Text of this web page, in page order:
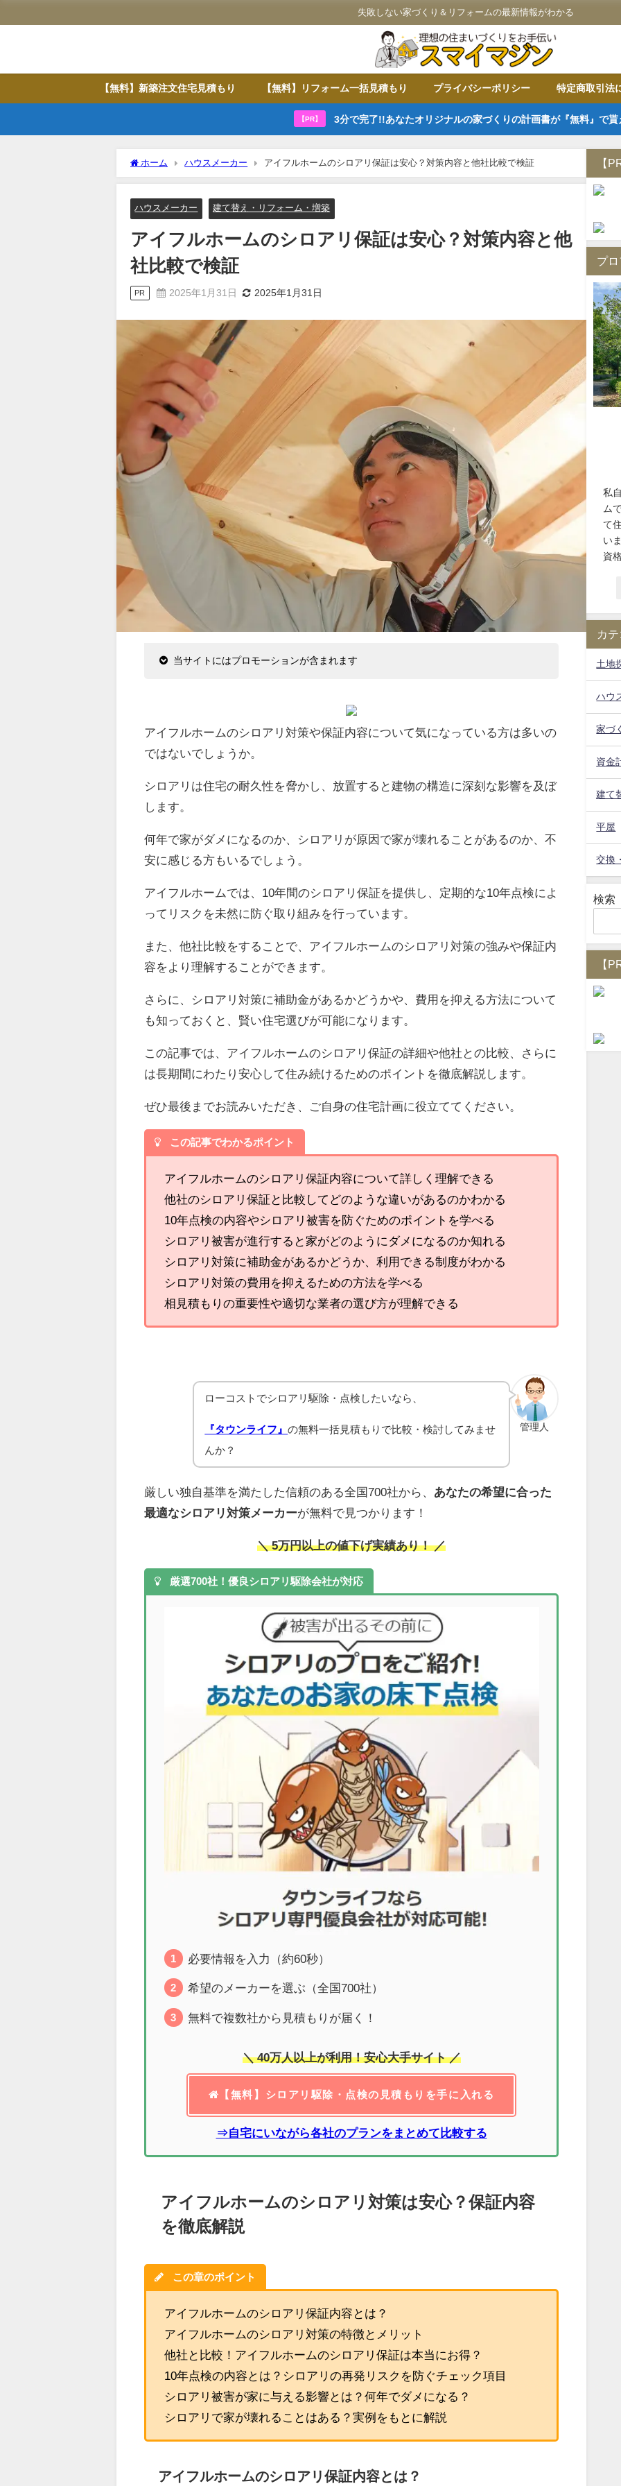
失敗しない家づくり＆リフォームの最新情報がわかる
【無料】新築注文住宅見積もり 【無料】リフォーム一括見積もり プライバシーポリシー 特定商取引法
【PR】 3分で完了!!あなたオリジナルの家づくりの計画書が『無料』で貰
ホーム ハウスメーカー アイフルホームのシロアリ保証は安心？対策内容と他社比較で検証
ハウスメーカー 建て替え・リフォーム・増築
アイフルホームのシロアリ保証は安心？対策内容と他
社比較で検証
PR 2025年1月31日 2025年1月31日
当サイトにはプロモーションが含まれます
アイフルホームのシロアリ対策や保証内容について気になっている方は多いの
ではないでしょうか。
シロアリは住宅の耐久性を脅かし、放置すると建物の構造に深刻な影響を及ぼ
します。
何年で家がダメになるのか、シロアリが原因で家が壊れることがあるのか、不
安に感じる方もいるでしょう。
アイフルホームでは、10年間のシロアリ保証を提供し、定期的な10年点検によ
ってリスクを未然に防ぐ取り組みを行っています。
また、他社比較をすることで、アイフルホームのシロアリ対策の強みや保証内
容をより理解することができます。
さらに、シロアリ対策に補助金があるかどうかや、費用を抑える方法について
も知っておくと、賢い住宅選びが可能になります。
この記事では、アイフルホームのシロアリ保証の詳細や他社との比較、さらに
は長期間にわたり安心して住み続けるためのポイントを徹底解説します。
ぜひ最後までお読みいただき、ご自身の住宅計画に役立ててください。
この記事でわかるポイント
アイフルホームのシロアリ保証内容について詳しく理解できる
他社のシロアリ保証と比較してどのような違いがあるのかわかる
10年点検の内容やシロアリ被害を防ぐためのポイントを学べる
シロアリ被害が進行すると家がどのようにダメになるのか知れる
シロアリ対策に補助金があるかどうか、利用できる制度がわかる
シロアリ対策の費用を抑えるための方法を学べる
相見積もりの重要性や適切な業者の選び方が理解できる
管理人
ローコストでシロアリ駆除・点検したいなら、
『タウンライフ』の無料一括見積もりで比較・検討してみませ
んか？
厳しい独自基準を満たした信頼のある全国700社から、 あなたの希望に合った
最適なシロアリ対策メーカーが無料で見つかります！
＼ 5万円以上の値下げ実績あり！ ／
厳選700社！優良シロアリ駆除会社が対応
必要情報を入力（約60秒）
希望のメーカーを選ぶ（全国700社）
無料で複数社から見積もりが届く！
＼ 40万人以上が利用！安心大手サイト ／
【無料】シロアリ駆除・点検の見積もりを手に入れる
⇒自宅にいながら各社のプランをまとめて比較する
アイフルホームのシロアリ対策は安心？保証内容
を徹底解説
この章のポイント
アイフルホームのシロアリ保証内容とは？
アイフルホームのシロアリ対策の特徴とメリット
他社と比較！アイフルホームのシロアリ保証は本当にお得？
10年点検の内容とは？シロアリの再発リスクを防ぐチェック項目
シロアリ被害が家に与える影響とは？何年でダメになる？
シロアリで家が壊れることはある？実例をもとに解説
アイフルホームのシロアリ保証内容とは？
【
プ
私
ム
て
い
資
カ
土地
ハウ
家づ
資金
建て
平屋
交換
検索
【